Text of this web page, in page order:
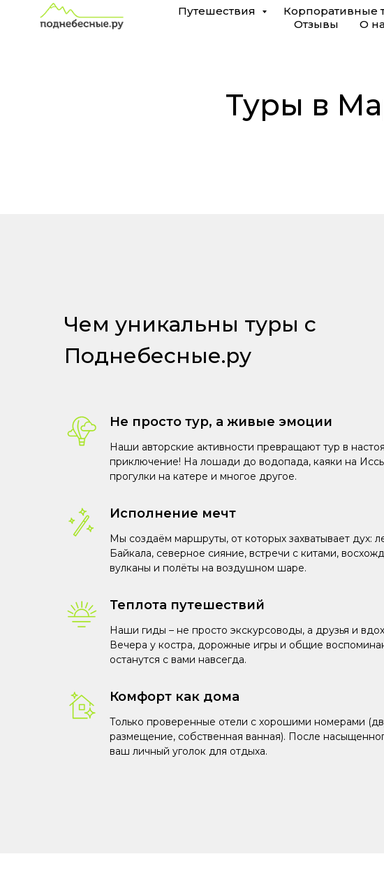
Туры
Путешествия Корпоративные
Отзывы
О
Туры в
Чем уникальны туры с
Поднебесные.ру
Не просто тур, а живые эмоции
Наши авторские активности превращают тур в
приключение! На лошади до водопада, каяки на
прогулки на катере и многое другое.
Исполнение мечт
Мы создаём маршруты, от которых захватывает дух:
Байкала, северное сияние, встречи с китами,
вулканы и полёты на воздушном шаре.
Теплота путешествий
Наши гиды – не просто экскурсоводы, а друзья и
Вечера у костра, дорожные игры и общие
останутся с вами навсегда.
Комфорт как дома
Только проверенные отели с хорошими номерами
размещение, собственная ванная). После
ваш личный уголок для отдыха.